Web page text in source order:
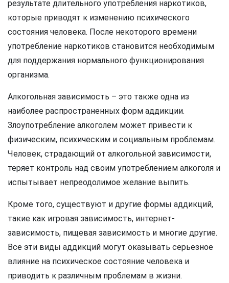
результате длительного употребления наркотиков,
которые приводят к изменению психического
состояния человека. После некоторого времени
употребление наркотиков становится необходимым
для поддержания нормального функционирования
организма.
Алкогольная зависимость – это также одна из
наиболее распространенных форм аддикции.
Злоупотребление алкоголем может привести к
физическим, психическим и социальным проблемам.
Человек, страдающий от алкогольной зависимости,
теряет контроль над своим употреблением алкоголя и
испытывает непреодолимое желание выпить.
Кроме того, существуют и другие формы аддикций,
такие как игровая зависимость, интернет-
зависимость, пищевая зависимость и многие другие.
Все эти виды аддикций могут оказывать серьезное
влияние на психическое состояние человека и
приводить к различным проблемам в жизни.